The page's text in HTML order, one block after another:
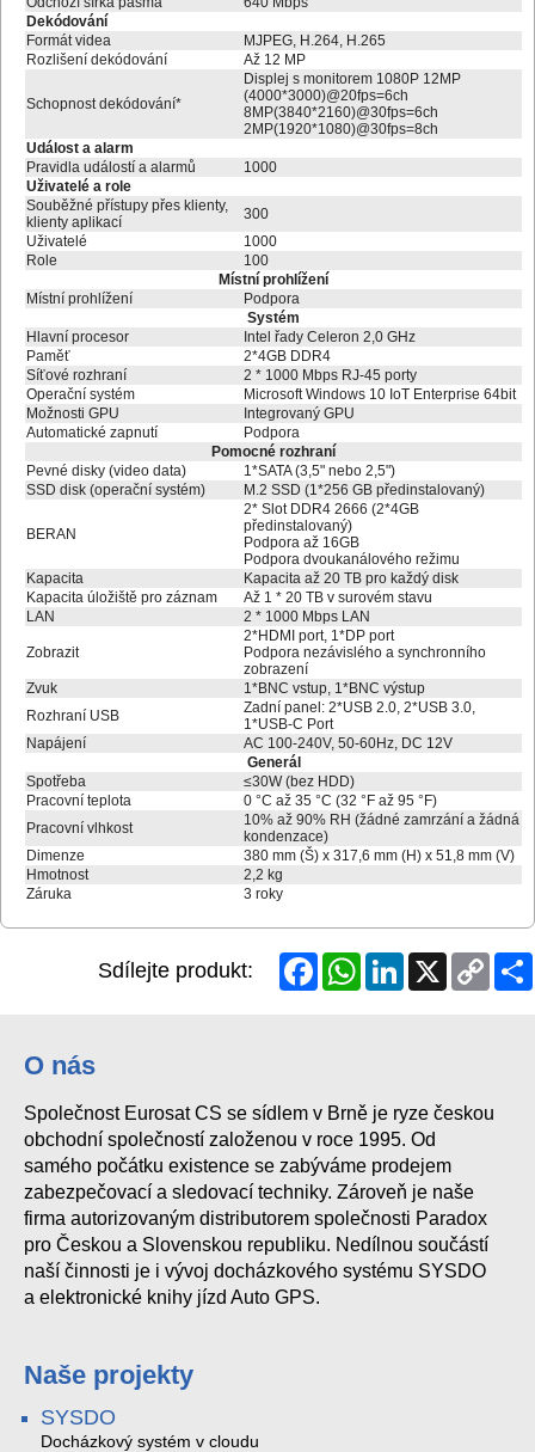
Dekódování
Formát videa
MJPEG, H.264, H.265
Rozlišení dekódování
Až 12 MP
Schopnost dekódování*
Displej s monitorem 1080P 12MP
(4000*3000)@20fps=6ch
8MP(3840*2160)@30fps=6ch
2MP(1920*1080)@30fps=8ch
Událost a alarm
Pravidla událostí a alarmů
1000
Uživatelé a role
Souběžné přístupy přes klienty,
klienty aplikací
300
Uživatelé
1000
Role
100
Místní prohlížení
Místní prohlížení
Podpora
Systém
Hlavní procesor
Intel řady Celeron 2,0 GHz
Paměť
2*4GB DDR4
Síťové rozhraní
2 * 1000 Mbps RJ-45 porty
Operační systém
Microsoft Windows 10 IoT Enterprise 64bit
Možnosti GPU
Integrovaný GPU
Automatické zapnutí
Podpora
Pomocné rozhraní
Pevné disky (video data)
1*SATA (3,5" nebo 2,5")
SSD disk (operační systém)
M.2 SSD (1*256 GB předinstalovaný)
BERAN
2* Slot DDR4 2666 (2*4GB
předinstalovaný)
Podpora až 16GB
Podpora dvoukanálového režimu
Kapacita
Kapacita až 20 TB pro každý disk
Kapacita úložiště pro záznam
Až 1 * 20 TB v surovém stavu
LAN
2 * 1000 Mbps LAN
Zobrazit
2*HDMI port, 1*DP port
Podpora nezávislého a synchronního
zobrazení
Zvuk
1*BNC vstup, 1*BNC výstup
Rozhraní USB
Zadní panel: 2*USB 2.0, 2*USB 3.0,
1*USB-C Port
Napájení
AC 100-240V, 50-60Hz, DC 12V
Generál
Spotřeba
≤30W (bez HDD)
Pracovní teplota
0 °C až 35 °C (32 °F až 95 °F)
Pracovní vlhkost
10% až 90% RH (žádné zamrzání a žádná
kondenzace)
Dimenze
380 mm (Š) x 317,6 mm (H) x 51,8 mm (V)
Hmotnost
2,2 kg
Záruka
3 roky
Sdílejte produkt: FacebookWhatsAppLinkedInX
Copy
Link
O nás
Společnost Eurosat CS se sídlem v Brně je ryze českou
obchodní společností založenou v roce 1995. Od
samého počátku existence se zabýváme prodejem
zabezpečovací a sledovací techniky. Zároveň je naše
firma autorizovaným distributorem společnosti Paradox
pro Českou a Slovenskou republiku. Nedílnou součástí
naší činnosti je i vývoj docházkového systému SYSDO
a elektronické knihy jízd Auto GPS.
Naše projekty
SYSDO
Docházkový systém v cloudu